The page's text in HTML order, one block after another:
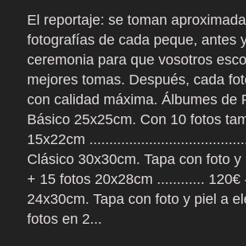
El reportaje: se toman
fotografías de cada peque, antes
ceremonia para que vosotros
mejores tomas. Después, cada
con calidad máxima. Álbumes de
Básico 25x25cm. Con 10 fotos
15x22cm
Clásico 30x30cm. Tapa con foto
+ 15 fotos 20x28cm ............ 120€
24x30cm. Tapa con foto y piel a
fotos en 2...